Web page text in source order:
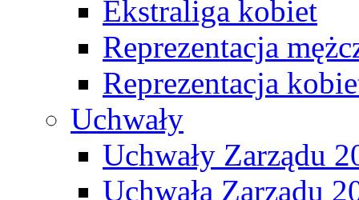
Ekstraliga kobiet
Reprezentacja
Reprezentacja
Uchwały
Uchwały Zarządu
Uchwała Zarządu